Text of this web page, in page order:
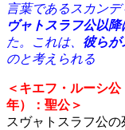
言葉であるスカンデ
ヴャトスラフ公以
た。これは、 彼らが
のと考えられる
＜キエフ・ルーシ
年）：聖公＞
スヴャトスラフ公